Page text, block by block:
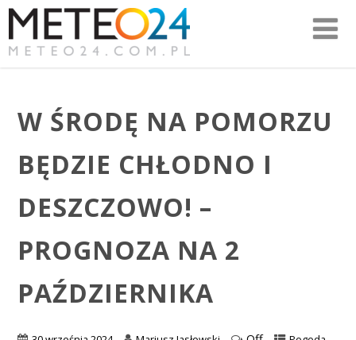
W ŚRODĘ NA POMORZU
BĘDZIE CHŁODNO I
DESZCZOWO! –
PROGNOZA NA 2
PAŹDZIERNIKA